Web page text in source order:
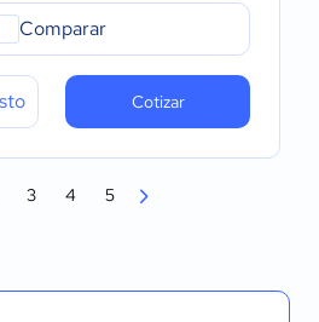
Comparar
Cotizar
3 4 5